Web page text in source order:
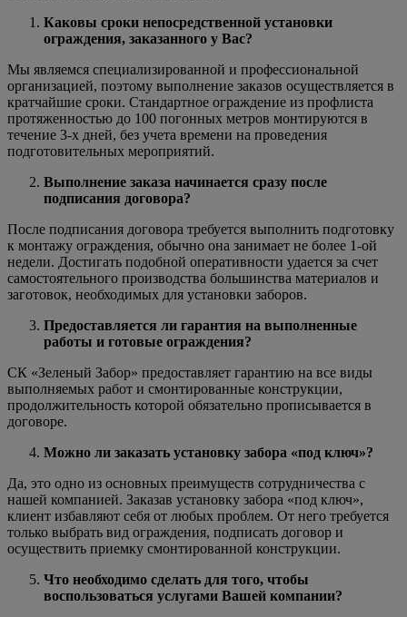
Каковы сроки непосредственной установки
ограждения, заказанного у Вас?
Мы являемся специализированной и профессиональной
организацией, поэтому выполнение заказов осуществляется в
кратчайшие сроки. Стандартное ограждение из профлиста
протяженностью до 100 погонных метров монтируются в
течение 3-х дней, без учета времени на проведения
подготовительных мероприятий.
Выполнение заказа начинается сразу после
подписания договора?
После подписания договора требуется выполнить подготовку
к монтажу ограждения, обычно она занимает не более 1-ой
недели. Достигать подобной оперативности удается за счет
самостоятельного производства большинства материалов и
заготовок, необходимых для установки заборов.
Предоставляется ли гарантия на выполненные
работы и готовые ограждения?
СК «Зеленый Забор» предоставляет гарантию на все виды
выполняемых работ и смонтированные конструкции,
продолжительность которой обязательно прописывается в
договоре.
Можно ли заказать установку забора «под ключ»?
Да, это одно из основных преимуществ сотрудничества с
нашей компанией. Заказав установку забора «под ключ»,
клиент избавляют себя от любых проблем. От него требуется
только выбрать вид ограждения, подписать договор и
осуществить приемку смонтированной конструкции.
Что необходимо сделать для того, чтобы
воспользоваться услугами Вашей компании?